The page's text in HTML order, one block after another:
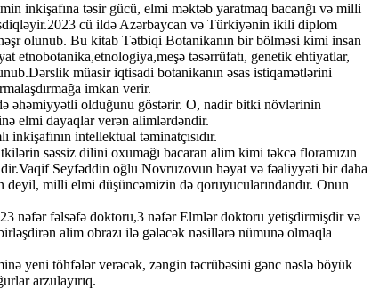
inkişafına təsir gücü, elmi məktəb yaratmaq bacarığı və milli
cü ildə Azərbaycan və Türkiyənin ikili diplom
olunub. Bu kitab Tətbiqi Botanikanın bir bölməsi kimi insan
etnobotanika,etnologiya,meşə təsərrüfatı, genetik ehtiyatlar,
müasir iqtisadi botanikanın əsas istiqamətlərini
imkan verir.
əhəmiyyətli olduğunu göstərir. O, nadir bitki növlərinin
elmi dayaqlar verən alimlərdəndir.
intellektual təminatçısıdır.
səssiz dilini oxumağı bacaran alim kimi təkcə floramızın
Seyfəddin oğlu Novruzovun həyat və fəaliyyəti bir daha
milli elmi düşüncəmizin də qoruyucularındandır. Onun
nəfər fəlsəfə doktoru,3 nəfər Elmlər doktoru yetişdirmişdir və
alim obrazı ilə gələcək nəsillərə nümunə olmaqla
yeni töhfələr verəcək, zəngin təcrübəsini gənc nəslə böyük
arzulayırıq.